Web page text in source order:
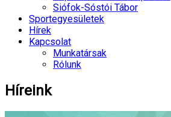
Siófok-Sóstói Tábor
Sportegyesületek
Hírek
Kapcsolat
Munkatársak
Rólunk
Híreink